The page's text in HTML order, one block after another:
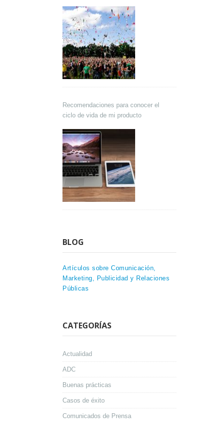
Recomendaciones para conocer el
ciclo de vida de mi producto
BLOG
Artículos sobre Comunicación,
Marketing, Publicidad y Relaciones
Públicas
CATEGORÍAS
Actualidad
ADC
Buenas prácticas
Casos de éxito
Comunicados de Prensa